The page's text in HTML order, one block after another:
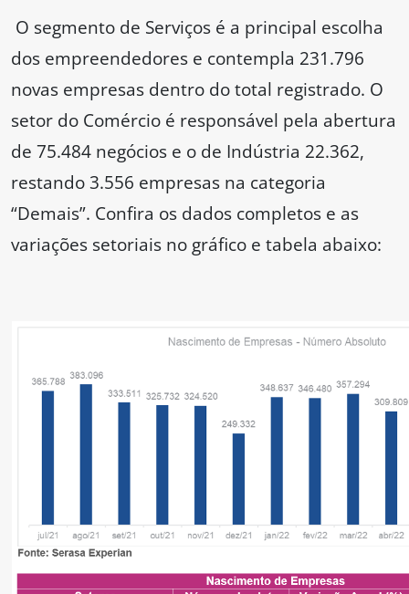
O segmento de Serviços é a principal escolha
dos empreendedores e contempla 231.796
novas empresas dentro do total registrado. O
setor do Comércio é responsável pela abertura
de 75.484 negócios e o de Indústria 22.362,
restando 3.556 empresas na categoria
“Demais”. Confira os dados completos e as
variações setoriais no gráfico e tabela abaixo: